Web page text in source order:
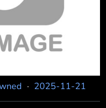
· 2025-11-21